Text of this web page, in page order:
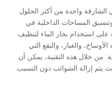
الشارقة واحدة من أكثر الحلول
المساحات الداخلية في
على استخدام بخار الماء لتنظيف
والغبار، والبقع التي
من خلال هذه التقنية، يمكن أن
يتم إزالة الشوائب دون التسبب